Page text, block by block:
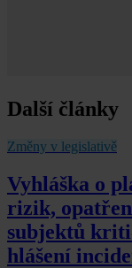
Další články
Změny v legislativě
Vyhláška o
rizik,
subjektů
hlášení